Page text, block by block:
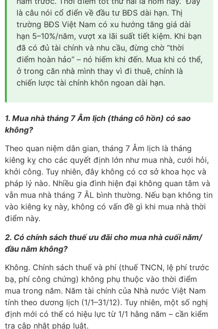
là câu nói cổ điển về đầu tư BĐS dài hạn. Thị
trường BĐS Việt Nam có xu hướng tăng giá dài
hạn 5–10%/năm, vượt xa lãi suất tiết kiệm. Khi bạn
đã có đủ tài chính và nhu cầu, đừng chờ “thời
điểm hoàn hảo” – nó hiếm khi đến. Mua khi có thể,
ở trong căn nhà mình thay vì đi thuê, chính là
chiến lược tài chính khôn ngoan dài hạn.
1. Mua nhà tháng 7 Âm lịch (tháng cô hồn) có sao
không?
Theo quan niệm dân gian, tháng 7 Âm lịch là tháng
kiêng kỵ cho các quyết định lớn như mua nhà, cưới hỏi,
khởi công. Tuy nhiên, đây không có cơ sở khoa học và
pháp lý nào. Nhiều gia đình hiện đại không quan tâm và
vẫn mua nhà tháng 7 ÂL bình thường. Nếu bạn không tin
vào kiêng kỵ này, không có vấn đề gì khi mua nhà thời
điểm này.
2. Có chính sách thuế ưu đãi cho mua nhà cuối năm/
đầu năm không?
Không. Chính sách thuế và phí (thuế TNCN, lệ phí trước
bạ, phí công chứng) không phụ thuộc vào thời điểm
mua trong năm. Năm tài chính của Nhà nước Việt Nam
tính theo dương lịch (1/1–31/12). Tuy nhiên, một số nghị
định mới có thể có hiệu lực từ 1/1 hằng năm – cần kiểm
tra cập nhật pháp luật.